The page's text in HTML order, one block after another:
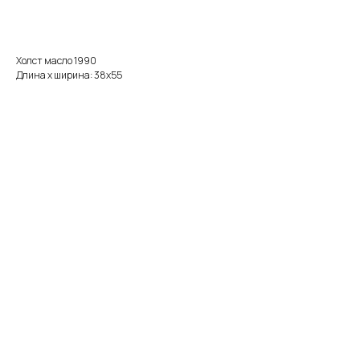
Холст масло 1990
Длина x ширина: 38х55